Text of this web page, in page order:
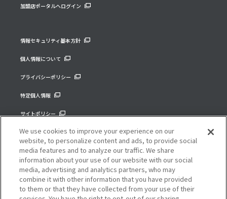
加盟店ポータルへログイン
情報セキュリティ基本方針
個人情報について
プライバシーポリシー
特定個人情報
サイトポリシー
コーポレートサイト
We use cookies to improve your experience on our
website, to personalize content and ads, to provide social
media features and to analyze our traffic. We share
information about your use of our website with our social
media, advertising and analytics partners, who may
combine it with other information that you have provided
to them or that they have collected from your use of their